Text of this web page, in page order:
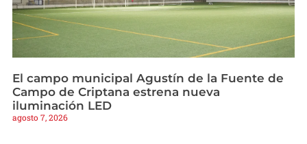
El campo municipal Agustín de la Fuente de
Campo de Criptana estrena nueva
iluminación LED
agosto 7, 2026